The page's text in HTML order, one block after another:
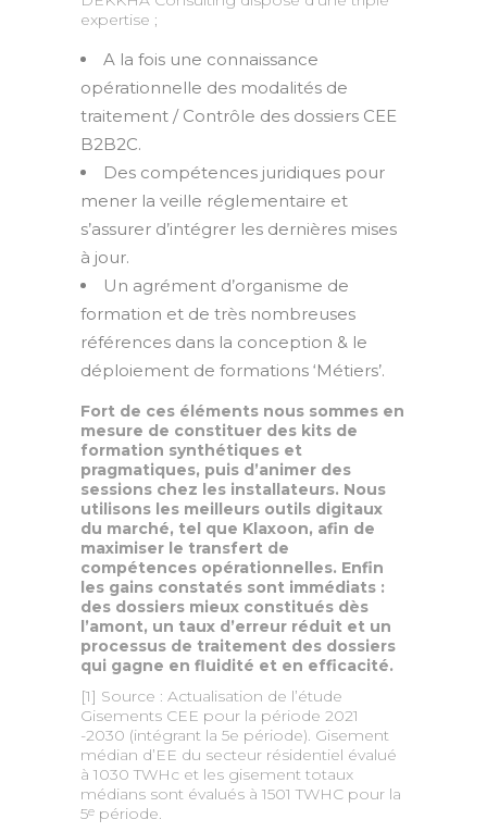
expertise ;
A la fois une connaissance
opérationnelle des modalités de
traitement / Contrôle des dossiers CEE
B2B2C.
Des compétences juridiques pour
mener la veille réglementaire et
s’assurer d’intégrer les dernières mises
à jour.
Un agrément d’organisme de
formation et de très nombreuses
références dans la conception & le
déploiement de formations ‘Métiers’.
Fort de ces éléments nous sommes en
mesure de constituer des kits de
formation synthétiques et
pragmatiques, puis d’animer des
sessions chez les installateurs. Nous
utilisons les meilleurs outils digitaux
du marché, tel que Klaxoon, afin de
maximiser le transfert de
compétences opérationnelles. Enfin
les gains constatés sont immédiats :
des dossiers mieux constitués dès
l’amont, un taux d’erreur réduit et un
processus de traitement des dossiers
qui gagne en fluidité et en efficacité.
[1] Source : Actualisation de l’étude
Gisements CEE pour la période 2021
-2030 (intégrant la 5e période). Gisement
médian d’EE du secteur résidentiel évalué
à 1030 TWHc et les gisement totaux
médians sont évalués à 1501 TWHC pour la
5e période.